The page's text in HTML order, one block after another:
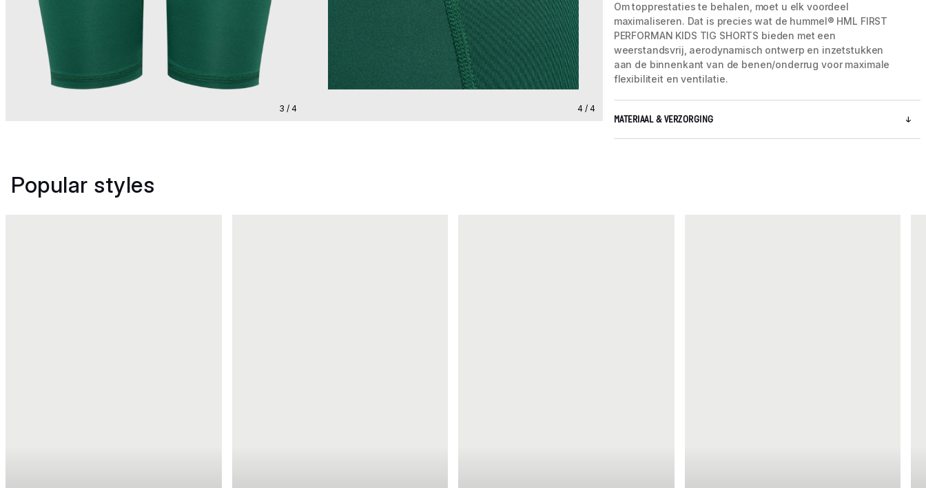
3 / 4 4 / 4
Om topprestaties te behalen, moet u elk voordeel
maximaliseren. Dat is precies wat de hummel® HML FIRST
PERFORMAN KIDS TIG SHORTS bieden met een
weerstandsvrij, aerodynamisch ontwerp en inzetstukken
aan de binnenkant van de benen/onderrug voor maximale
flexibiliteit en ventilatie.
MATERIAAL & VERZORGING
Popular styles